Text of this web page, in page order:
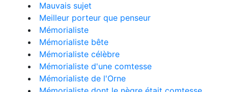
Mauvais sujet
Meilleur porteur que penseur
Mémorialiste
Mémorialiste bête
Mémorialiste célèbre
Mémorialiste d'une comtesse
Mémorialiste de l'Orne